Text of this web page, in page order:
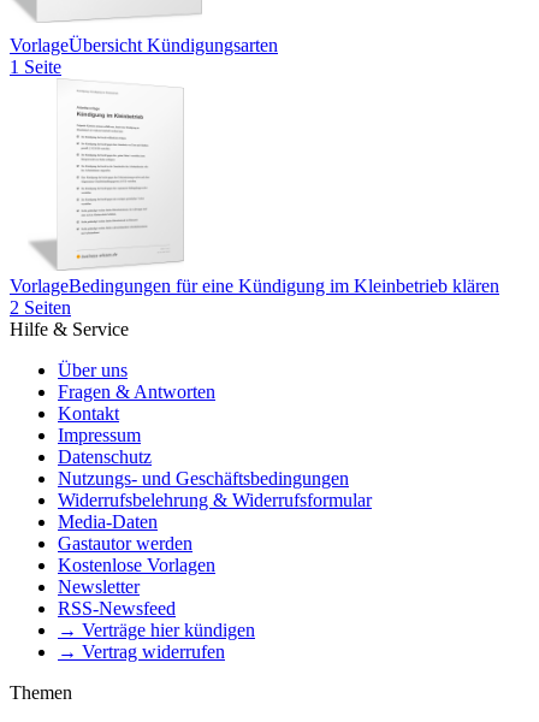
VorlageÜbersicht Kündigungsarten
1 Seite
VorlageBedingungen für eine Kündigung im Kleinbetrieb klären
2 Seiten
Hilfe & Service
Über uns
Fragen & Antworten
Kontakt
Impressum
Datenschutz
Nutzungs- und Geschäftsbedingungen
Widerrufsbelehrung & Widerrufsformular
Media-Daten
Gastautor werden
Kostenlose Vorlagen
Newsletter
RSS-Newsfeed
→ Verträge hier kündigen
→ Vertrag widerrufen
Themen